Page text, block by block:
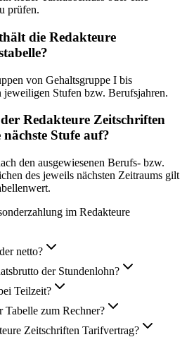
prüfen.
die Redakteure
von Gehaltsgruppe I bis
Stufen bzw. Berufsjahren.
Redakteure Zeitschriften
Stufe auf?
den ausgewiesenen Berufs- bzw.
des jeweils nächsten Zeitraums gilt
im Redakteure
netto?
der Stundenlohn?
Teilzeit?
zum Rechner?
Zeitschriften Tarifvertrag?